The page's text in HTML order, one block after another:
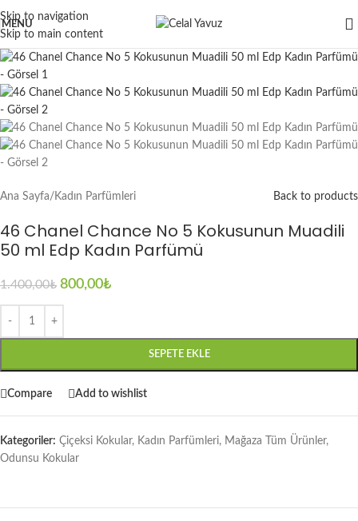
Skip to navigation
Skip to main content
MENU
-43%
Ana Sayfa/ Kadın Parfümleri Back to products
46 Chanel Chance No 5 Kokusunun Muadili
50 ml Edp Kadın Parfümü
1.400,00₺ 800,00₺
SEPETE EKLE
Compare Add to wishlist
Kategoriler: Çiçeksi Kokular, Kadın Parfümleri, Mağaza Tüm Ürünler,
Odunsu Kokular